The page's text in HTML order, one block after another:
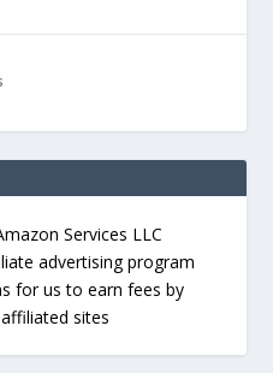
Services LLC
advertising program
for us to earn fees by
sites